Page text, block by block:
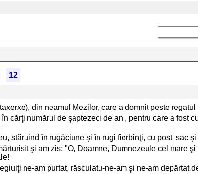
12
din neamul Mezilor, care a domnit peste regatul
cărţi numărul de şaptezeci de ani, pentru care a fost
stăruind în rugăciune şi în rugi fierbinţi, cu post, sac şi
şi am zis: "O, Doamne, Dumnezeule cel mare
ne-am purtat, răsculatu-ne-am şi ne-am depărtat